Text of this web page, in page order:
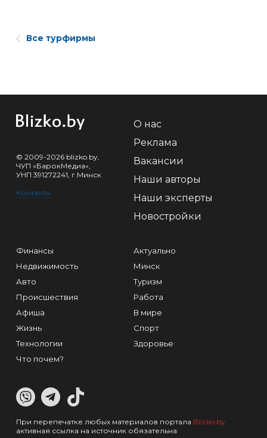
Все турфирмы
© 2009-2026 blizko.by,
ЧУП «БарокМедиа»,
УНП 391272241, г.Минск
Контакты
О нас
Реклама
Вакансии
Наши авторы
Наши эксперты
Новостройки
Финансы
Недвижимость
Авто
Происшествия
Афиша
Жизнь
Технологии
Что почем?
Актуально
Минск
Туризм
Работа
В мире
Спорт
Здоровье
При перепечатке любых материалов портала Blizko.by
активная ссылка на источник обязательна